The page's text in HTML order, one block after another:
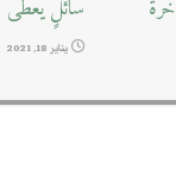
سائلٍ يُعْطَى
يناير 18, 2021